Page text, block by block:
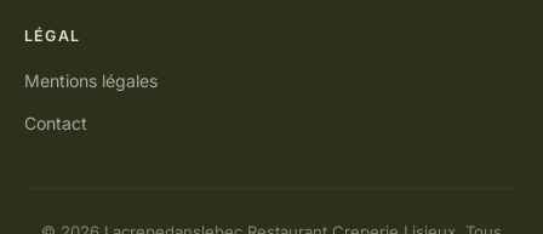
LÉGAL
Mentions légales
Contact